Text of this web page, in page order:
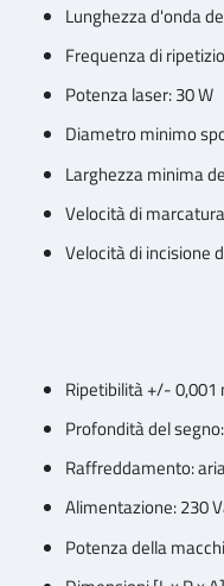
Lunghezza d'onda
Frequenza di
Potenza laser: 30 W
Diametro minimo
Larghezza minima
Velocità di
Velocità di incisione
Ripetibilità +/- 0,001
Profondità del
Raffreddamento:
Alimentazione: 230
Potenza della